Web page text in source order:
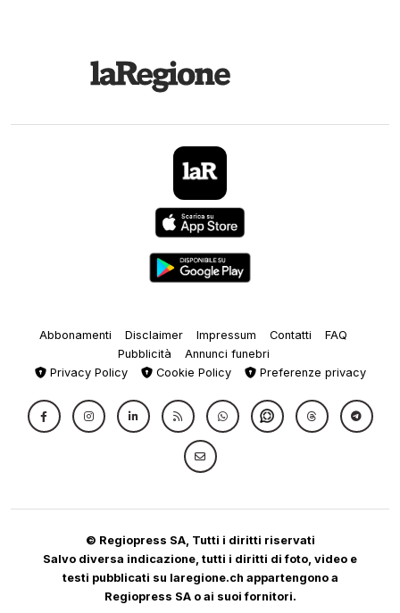
Abbonamenti Disclaimer Impressum Contatti
FAQ
Pubblicità
Annunci funebri
Privacy Policy
Cookie Policy Preferenze privacy
© Regiopress SA, Tutti i diritti riservati
Salvo diversa indicazione, tutti i diritti di foto, video e
testi pubblicati su laregione.ch appartengono a
Regiopress SA o ai suoi fornitori.